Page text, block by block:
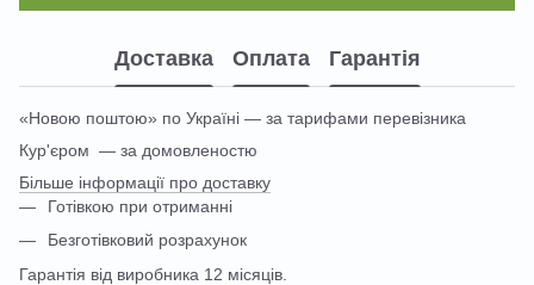
Доставка Оплата Гарантія
«Новою поштою» по Україні — за тарифами перевізника
Кур'єром — за домовленостю
Більше інформації про доставку
Готівкою при отриманні
Безготівковий розрахунок
Гарантія від виробника 12 місяців.